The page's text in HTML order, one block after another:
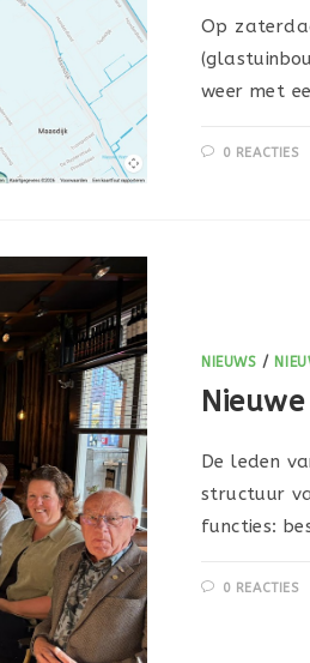
Op
weer met
0 REACTIES
NIEUWS /
De leden
structuur
functies:
0 REACTIES